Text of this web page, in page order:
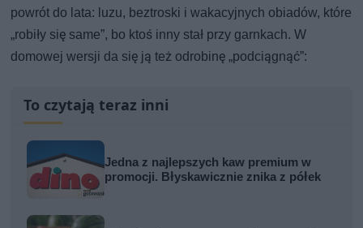
powrót do lata: luzu, beztroski i wakacyjnych obiadów, które
„robiły się same”, bo ktoś inny stał przy garnkach. W
domowej wersji da się ją też odrobinę „podciągnąć”:
To czytają teraz inni
Jedna z najlepszych kaw premium w
promocji. Błyskawicznie znika z półek